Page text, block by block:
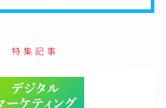
特集記事